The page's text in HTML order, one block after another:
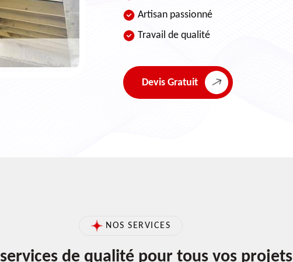
Artisan passionné
Travail de qualité
Devis Gratuit
NOS SERVICES
de qualité pour tous vos projets